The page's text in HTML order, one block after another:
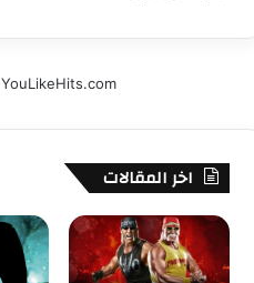
YouLikeHits.com
اخر المقالات